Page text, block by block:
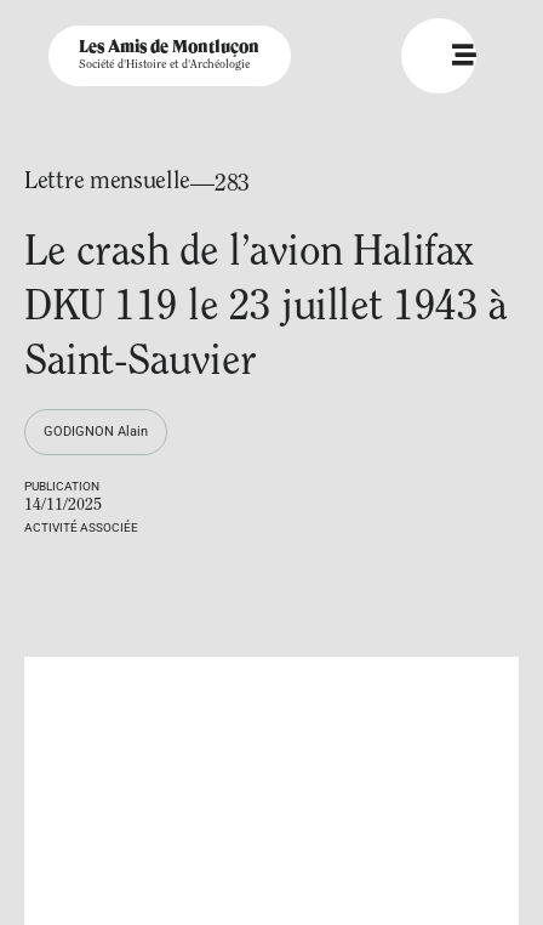
Les Amis de Montluçon
Société d'Histoire et d'Archéologie
Lettre mensuelle—283
Le crash de l’avion Halifax
DKU 119 le 23 juillet 1943 à
Saint-Sauvier
PUBLICATION
14/11/2025
ACTIVITÉ ASSOCIÉE
GODIGNON Alain